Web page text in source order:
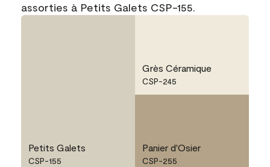
assorties à Petits Galets CSP-155.
Petits Galets
CSP-155
Grès Céramique
CSP-245
Panier d'Osier
CSP-255